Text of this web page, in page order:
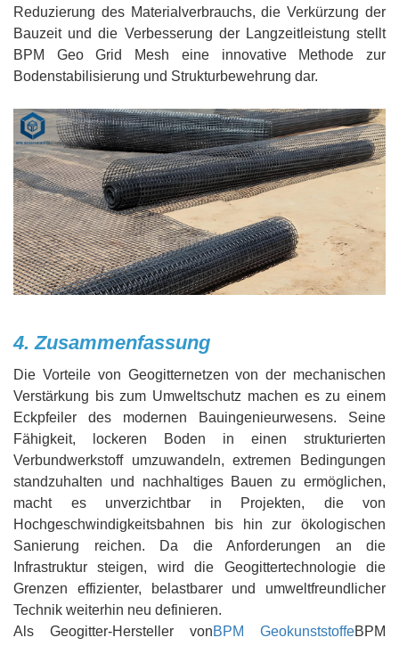
Reduzierung des Materialverbrauchs, die Verkürzung der
Bauzeit und die Verbesserung der Langzeitleistung stellt
BPM Geo Grid Mesh eine innovative Methode zur
Bodenstabilisierung und Strukturbewehrung dar.
4. Zusammenfassung
Die Vorteile von Geogitternetzen von der mechanischen
Verstärkung bis zum Umweltschutz machen es zu einem
Eckpfeiler des modernen Bauingenieurwesens. Seine
Fähigkeit, lockeren Boden in einen strukturierten
Verbundwerkstoff umzuwandeln, extremen Bedingungen
standzuhalten und nachhaltiges Bauen zu ermöglichen,
macht es unverzichtbar in Projekten, die von
Hochgeschwindigkeitsbahnen bis hin zur ökologischen
Sanierung reichen. Da die Anforderungen an die
Infrastruktur steigen, wird die Geogittertechnologie die
Grenzen effizienter, belastbarer und umweltfreundlicher
Technik weiterhin neu definieren.
Als Geogitter-Hersteller vonBPM GeokunststoffeBPM